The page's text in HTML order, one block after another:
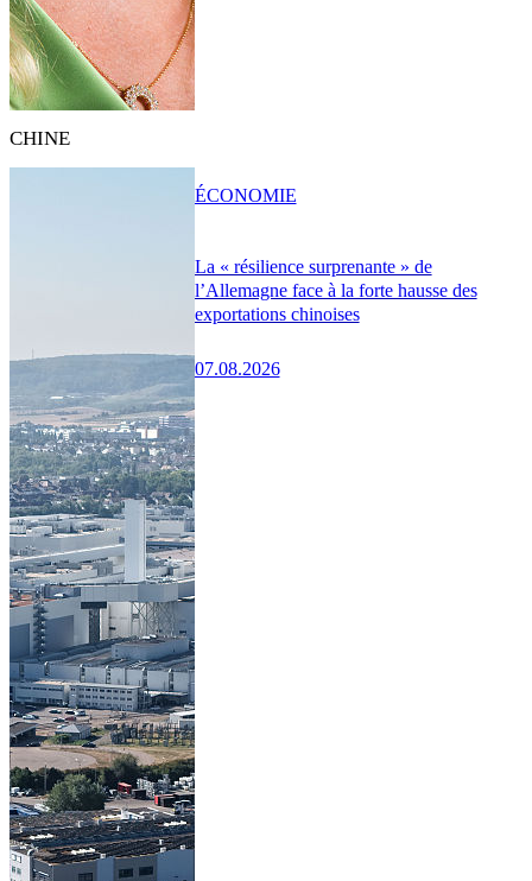
CHINE
La « résilience surprenante » de
l’Allemagne face à la forte hausse des
exportations chinoises
07.08.2026
ÉCONOMIE